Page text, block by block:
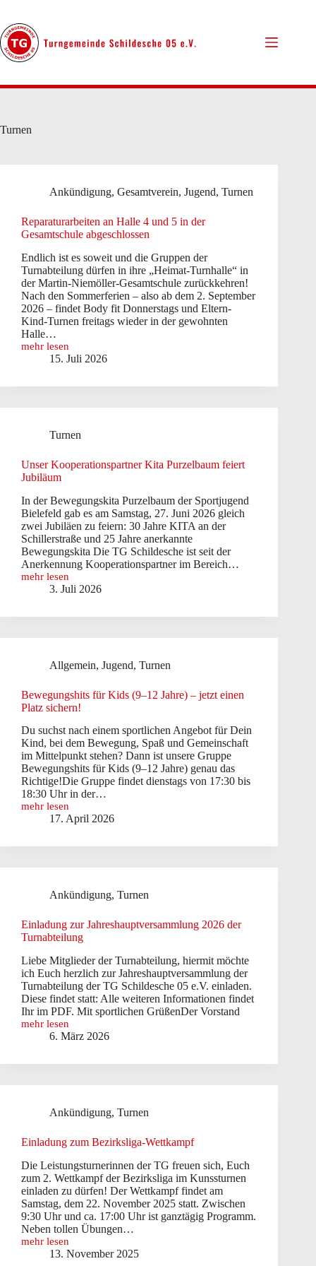
springen
Turnen
Ankündigung, Gesamtverein, Jugend, Turnen
Reparaturarbeiten an Halle 4 und 5 in der
Gesamtschule abgeschlossen
Endlich ist es soweit und die Gruppen der
Turnabteilung dürfen in ihre „Heimat-Turnhalle“ in
der Martin-Niemöller-Gesamtschule zurückkehren!
Nach den Sommerferien – also ab dem 2. September
2026 – findet Body fit Donnerstags und Eltern-
Kind-Turnen freitags wieder in der gewohnten
Halle…
mehr lesen
Reparaturarbeiten
4
abgeschlossen
15. Juli 2026
Turnen
Unser Kooperationspartner Kita Purzelbaum feiert
Jubiläum
In der Bewegungskita Purzelbaum der Sportjugend
Bielefeld gab es am Samstag, 27. Juni 2026 gleich
zwei Jubiläen zu feiern: 30 Jahre KITA an der
Schillerstraße und 25 Jahre anerkannte
Bewegungskita Die TG Schildesche ist seit der
Anerkennung Kooperationspartner im Bereich…
mehr lesen
Unser
Kooperationspartner
Purzelbaum
3. Juli 2026
Allgemein, Jugend, Turnen
Bewegungshits für Kids (9–12 Jahre) – jetzt einen
Platz sichern!
Du suchst nach einem sportlichen Angebot für Dein
Kind, bei dem Bewegung, Spaß und Gemeinschaft
im Mittelpunkt stehen? Dann ist unsere Gruppe
Bewegungshits für Kids (9–12 Jahre) genau das
Richtige!Die Gruppe findet dienstags von 17:30 bis
18:30 Uhr in der…
mehr lesen
Bewegungshits
(9–
Platz
sichern!
17. April 2026
Ankündigung, Turnen
Einladung zur Jahreshauptversammlung 2026 der
Turnabteilung
Liebe Mitglieder der Turnabteilung, hiermit möchte
ich Euch herzlich zur Jahreshauptversammlung der
Turnabteilung der TG Schildesche 05 e.V. einladen.
Diese findet statt: Alle weiteren Informationen findet
Ihr im PDF. Mit sportlichen GrüßenDer Vorstand
mehr lesen
Einladung
2026
6. März 2026
Ankündigung, Turnen
Einladung zum Bezirksliga-Wettkampf
Die Leistungsturnerinnen der TG freuen sich, Euch
zum 2. Wettkampf der Bezirksliga im Kunssturnen
einladen zu dürfen! Der Wettkampf findet am
Samstag, dem 22. November 2025 statt. Zwischen
9:30 Uhr und ca. 17:00 Uhr ist ganztägig Programm.
Neben tollen Übungen…
mehr lesen
Einladung
13. November 2025